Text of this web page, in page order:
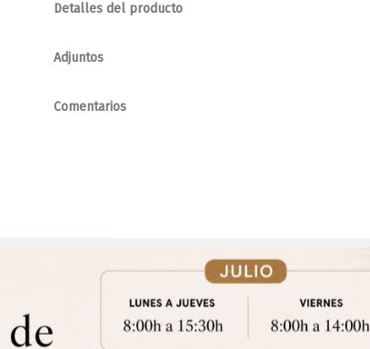
Detalles del producto
Adjuntos
Comentarios
Favorito
Brocha Silicona